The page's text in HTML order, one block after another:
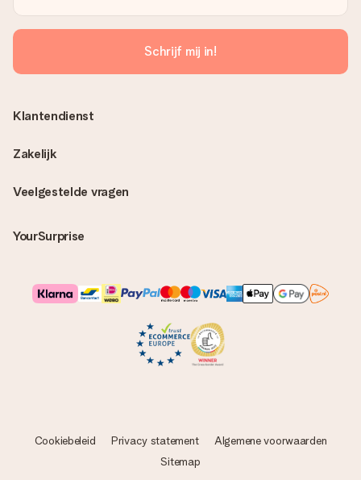
Schrijf mij in!
Veelgestelde vragen
YourSurprise
Klantendienst
Zakelijk
Cookiebeleid Privacy statement
Algemene voorwaarden
Sitemap